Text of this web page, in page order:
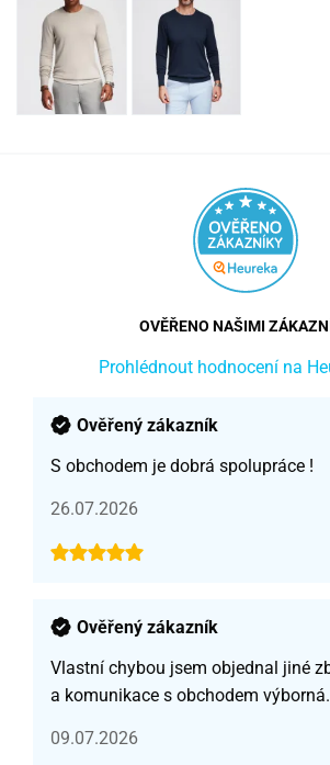
OVĚŘENO NAŠIMI
Prohlédnout hodnocení na
Ověřený zákazník
S obchodem je dobrá spolupráce !
26.07.2026
Ověřený zákazník
Vlastní chybou jsem objednal jiné
a komunikace s obchodem výborná.
09.07.2026